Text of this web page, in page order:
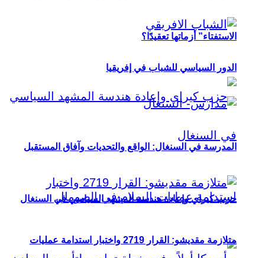
الاستفتاء” أزماتها تعقيدًا؟
حزب كيراي وإعادة هندسة المشهد السياسي في السنغال
الدور السياسي للشباب في إفريقيا
المدرسة في السنغال: الواقع والتحديات وآفاق المستقبل
متلازمة مقديشو: القرار 2719 واختبار استدامة عمليات